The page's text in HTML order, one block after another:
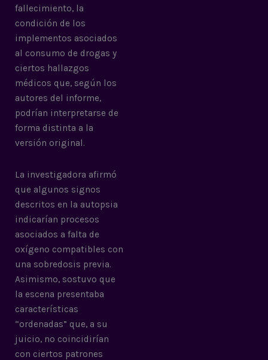
fallecimiento, la
condición de los
implementos asociados
al consumo de drogas y
ciertos hallazgos
médicos que, según los
autores del informe,
podrían interpretarse de
forma distinta a la
versión original.
La investigadora afirmó
que algunos signos
descritos en la autopsia
indicarían procesos
asociados a falta de
oxígeno compatibles con
una sobredosis previa.
Asimismo, sostuvo que
la escena presentaba
características
“ordenadas” que, a su
juicio, no coincidirían
con ciertos patrones